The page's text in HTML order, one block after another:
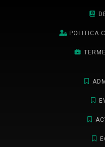
POLITICA